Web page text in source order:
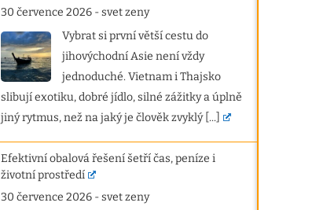
30 července 2026 -svet zeny
Vybrat si první větší cestu do
jihovýchodní Asie není vždy
jednoduché. Vietnam i Thajsko
slibují exotiku, dobré jídlo, silné zážitky a úplně
jiný rytmus, než na jaký je člověk zvyklý [...]
Efektivní obalová řešení šetří čas, peníze i
životní prostředí
30 července 2026 -svet zeny